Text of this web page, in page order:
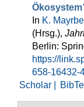
In K.
(Hrsg.),
Berlin:
https://
658-16432-
Scholar |